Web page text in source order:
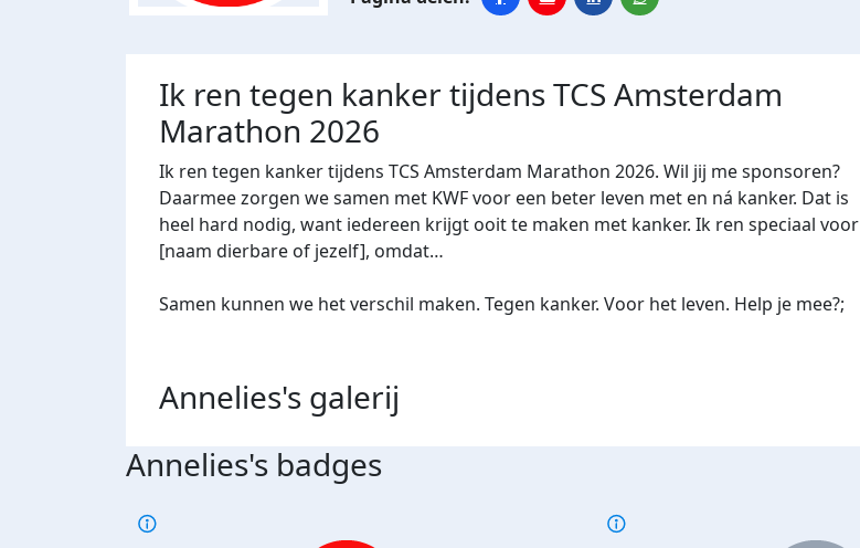
Ik ren tegen kanker tijdens TCS Amsterdam
Marathon 2026
Ik ren tegen kanker tijdens TCS Amsterdam Marathon 2026. Wil jij me sponsoren?
Daarmee zorgen we samen met KWF voor een beter leven met en ná kanker. Dat is
heel hard nodig, want iedereen krijgt ooit te maken met kanker. Ik ren speciaal voor
[naam dierbare of jezelf], omdat…
Samen kunnen we het verschil maken. Tegen kanker. Voor het leven. Help je mee?;
Annelies's galerij
Annelies's badges